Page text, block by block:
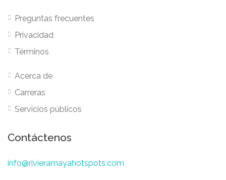
Preguntas frecuentes
Privacidad
Términos
Acerca de
Carreras
Servicios públicos
Contáctenos
info@rivieramayahotspots.com